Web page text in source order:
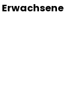
Erwachsene